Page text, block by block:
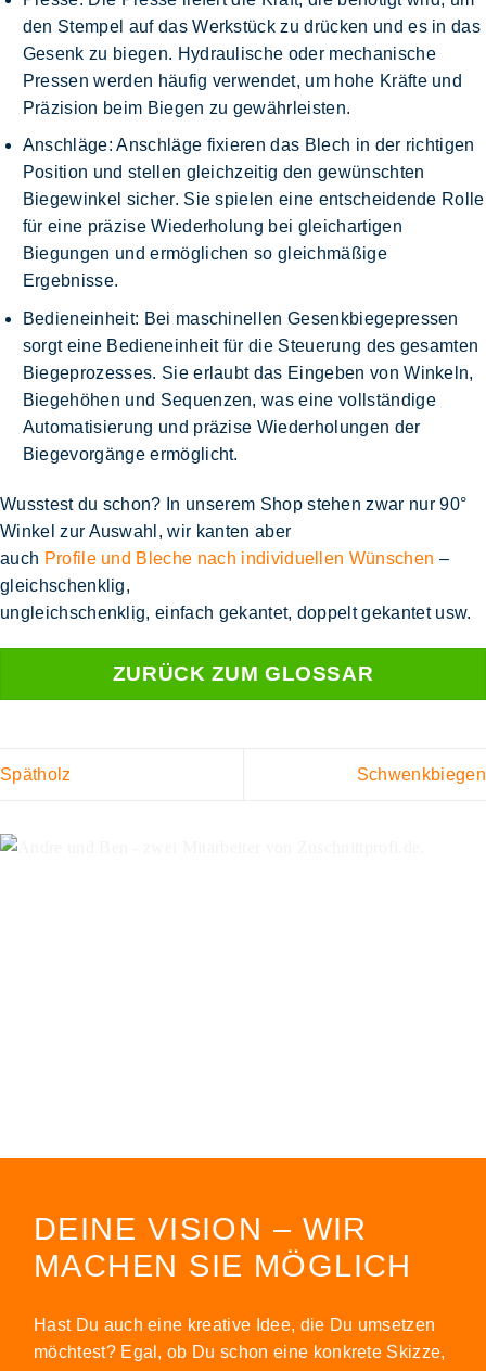
den Stempel auf das Werkstück zu drücken und es in das
Gesenk zu biegen. Hydraulische oder mechanische
Pressen werden häufig verwendet, um hohe Kräfte und
Präzision beim Biegen zu gewährleisten.
Anschläge: Anschläge fixieren das Blech in der richtigen
Position und stellen gleichzeitig den gewünschten
Biegewinkel sicher. Sie spielen eine entscheidende Rolle
für eine präzise Wiederholung bei gleichartigen
Biegungen und ermöglichen so gleichmäßige
Ergebnisse.
Bedieneinheit: Bei maschinellen Gesenkbiegepressen
sorgt eine Bedieneinheit für die Steuerung des gesamten
Biegeprozesses. Sie erlaubt das Eingeben von Winkeln,
Biegehöhen und Sequenzen, was eine vollständige
Automatisierung und präzise Wiederholungen der
Biegevorgänge ermöglicht.
Wusstest du schon? In unserem Shop stehen zwar nur 90°
Winkel zur Auswahl, wir kanten aber
auch Profile und Bleche nach individuellen Wünschen –
gleichschenklig,
ungleichschenklig, einfach gekantet, doppelt gekantet usw.
ZURÜCK ZUM GLOSSAR
Spätholz Schwenkbiegen
DEINE VISION – WIR
MACHEN SIE MÖGLICH
Hast Du auch eine kreative Idee, die Du umsetzen
möchtest? Egal, ob Du schon eine konkrete Skizze,